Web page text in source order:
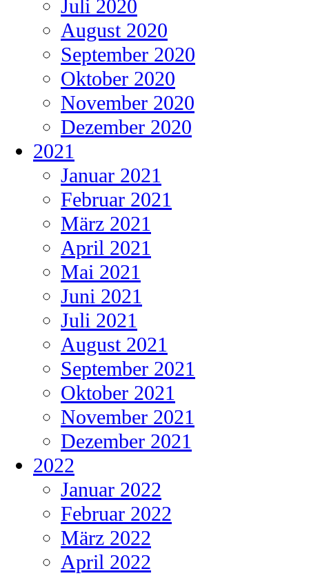
Juli 2020
August 2020
September 2020
Oktober 2020
November 2020
Dezember 2020
2021
Januar 2021
Februar 2021
März 2021
April 2021
Mai 2021
Juni 2021
Juli 2021
August 2021
September 2021
Oktober 2021
November 2021
Dezember 2021
2022
Januar 2022
Februar 2022
März 2022
April 2022